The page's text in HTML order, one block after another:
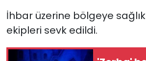
İhbar üzerine bölgeye
ekipleri sevk edildi.
Yurt